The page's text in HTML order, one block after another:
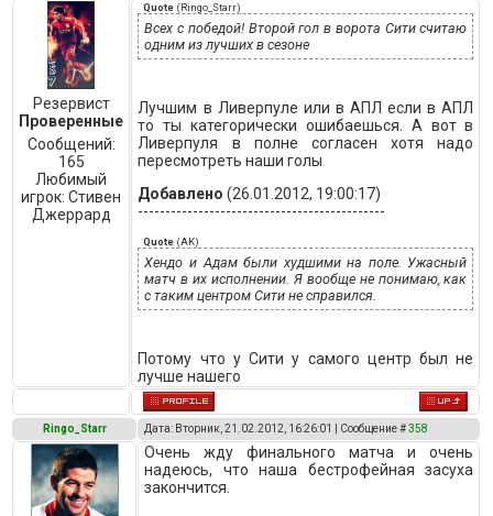
Резервист
Проверенные
Сообщений:
165
Любимый
игрок:Стивен
Джеррард
Quote (Ringo_Starr)
Всех с победой! Второй гол в ворота Сити считаю
одним из лучших в сезоне
Лучшим в Ливерпуле или в АПЛ если в АПЛ
то ты категорически ошибаешься. А вот в
Ливерпуля в полне согласен хотя надо
пересмотреть наши голы
Добавлено (26.01.2012, 19:00:17)
---------------------------------------------
Quote (AK)
Хендо и Адам были худшими на поле. Ужасный
матч в их исполнении. Я вообще не понимаю, как
с таким центром Сити не справился.
Потому что у Сити у самого центр был не
лучше нашего
Ringo_Starr Дата: Вторник, 21.02.2012, 16:26:01 | Сообщение #358
Очень жду финального матча и очень
надеюсь, что наша бестрофейная засуха
закончится.